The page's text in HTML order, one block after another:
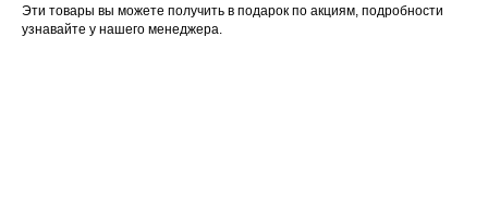
Эти товары вы можете получить в подарок по акциям, подробности
узнавайте у нашего менеджера.